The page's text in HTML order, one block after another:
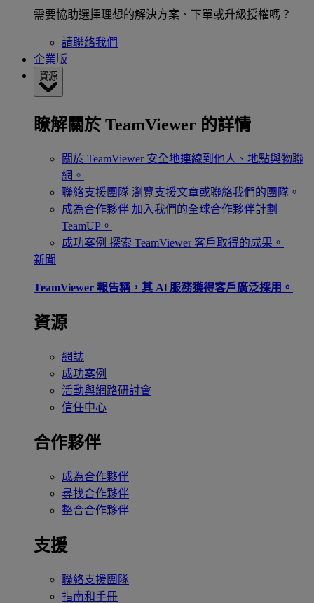
需要協助選擇理想的解決方案、下單或升級授權嗎？
請聯絡我們
企業版
資源
瞭解關於 TeamViewer 的詳情
關於 TeamViewer 安全地連線到他人、地點與物聯
網。
聯絡支援團隊 瀏覽支援文章或聯絡我們的團隊。
成為合作夥伴 加入我們的全球合作夥伴計劃
TeamUP。
成功案例 探索 TeamViewer 客戶取得的成果。
新聞
TeamViewer 報告稱，其 Al 服務獲得客戶廣泛採用。
資源
網誌
成功案例
活動與網路研討會
信任中心
合作夥伴
成為合作夥伴
尋找合作夥伴
整合合作夥伴
支援
聯絡支援團隊
指南和手冊